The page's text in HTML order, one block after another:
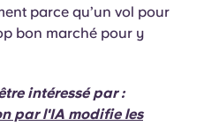
parce qu’un vol pour
bon marché pour y
intéressé par :
par l'IA modifie les